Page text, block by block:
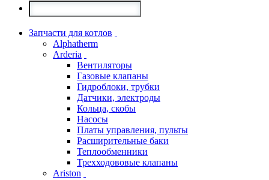
Запчасти для котлов
Alphatherm
Arderia
Вентиляторы
Газовые клапаны
Гидроблоки, трубки
Датчики, электроды
Кольца, скобы
Насосы
Платы управления, пульты
Расширительные баки
Теплообменники
Трехходововые клапаны
Ariston